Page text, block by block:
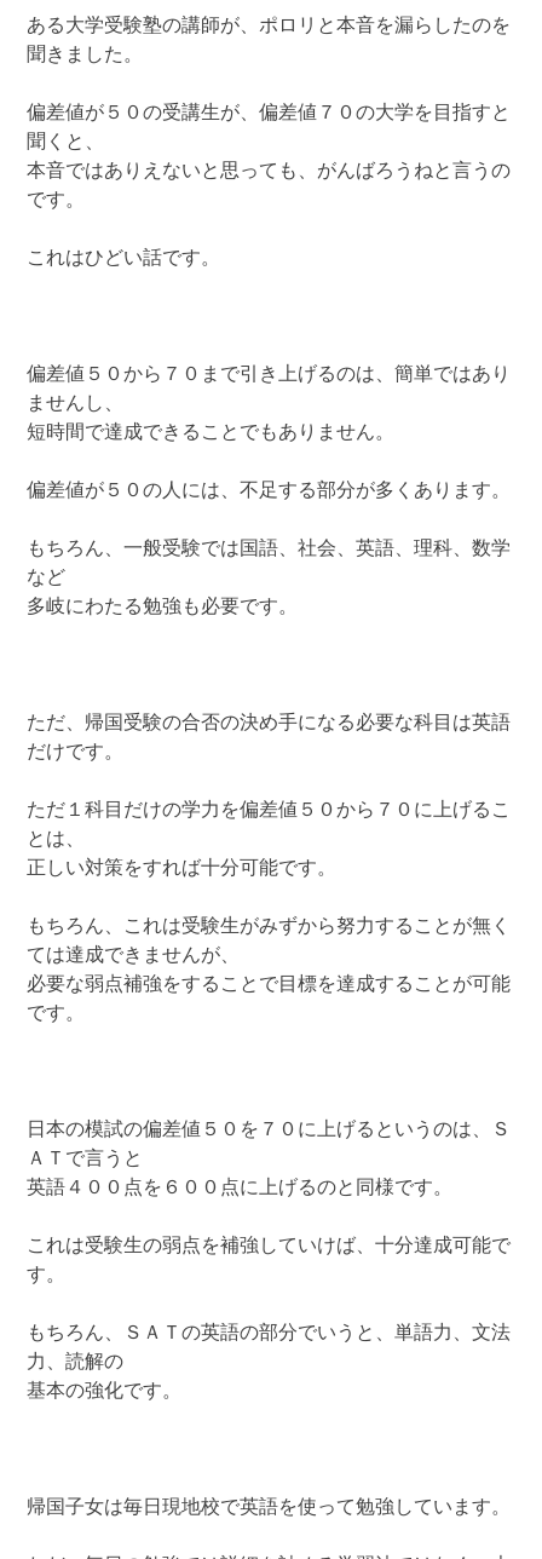
ある大学受験塾の講師が、ポロリと本音を漏らしたのを
聞きました。
偏差値が５０の受講生が、偏差値７０の大学を目指すと
聞くと、
本音ではありえないと思っても、がんばろうねと言うの
です。
これはひどい話です。
偏差値５０から７０まで引き上げるのは、簡単ではあり
ませんし、
短時間で達成できることでもありません。
偏差値が５０の人には、不足する部分が多くあります。
もちろん、一般受験では国語、社会、英語、理科、数学
など
多岐にわたる勉強も必要です。
ただ、帰国受験の合否の決め手になる必要な科目は英語
だけです。
ただ１科目だけの学力を偏差値５０から７０に上げるこ
とは、
正しい対策をすれば十分可能です。
もちろん、これは受験生がみずから努力することが無く
ては達成できませんが、
必要な弱点補強をすることで目標を達成することが可能
です。
日本の模試の偏差値５０を７０に上げるというのは、Ｓ
ＡＴで言うと
英語４００点を６００点に上げるのと同様です。
これは受験生の弱点を補強していけば、十分達成可能で
す。
もちろん、ＳＡＴの英語の部分でいうと、単語力、文法
力、読解の
基本の強化です。
帰国子女は毎日現地校で英語を使って勉強しています。